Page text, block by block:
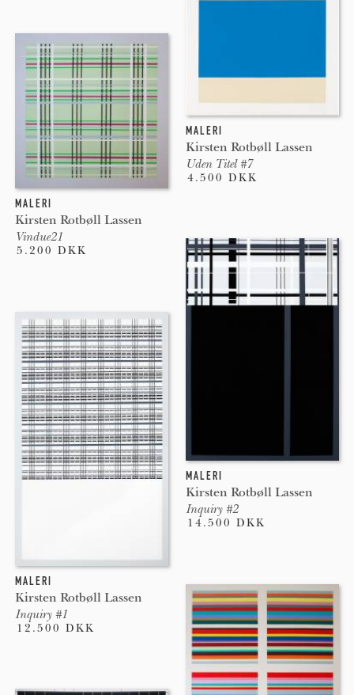
MALERI
Kirsten Rotbøll Lassen
Uden Titel #7
4.500 DKK
MALERI
Kirsten Rotbøll Lassen
Vindue21
5.200 DKK
MALERI
Kirsten Rotbøll Lassen
Inquiry #2
14.500 DKK
MALERI
Kirsten Rotbøll Lassen
Inquiry #1
12.500 DKK